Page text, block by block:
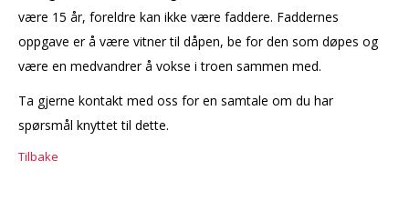
være 15 år, foreldre kan ikke være faddere. Faddernes
oppgave er å være vitner til dåpen, be for den som døpes og
være en medvandrer å vokse i troen sammen med.
Ta gjerne kontakt med oss for en samtale om du har
spørsmål knyttet til dette.
Tilbake